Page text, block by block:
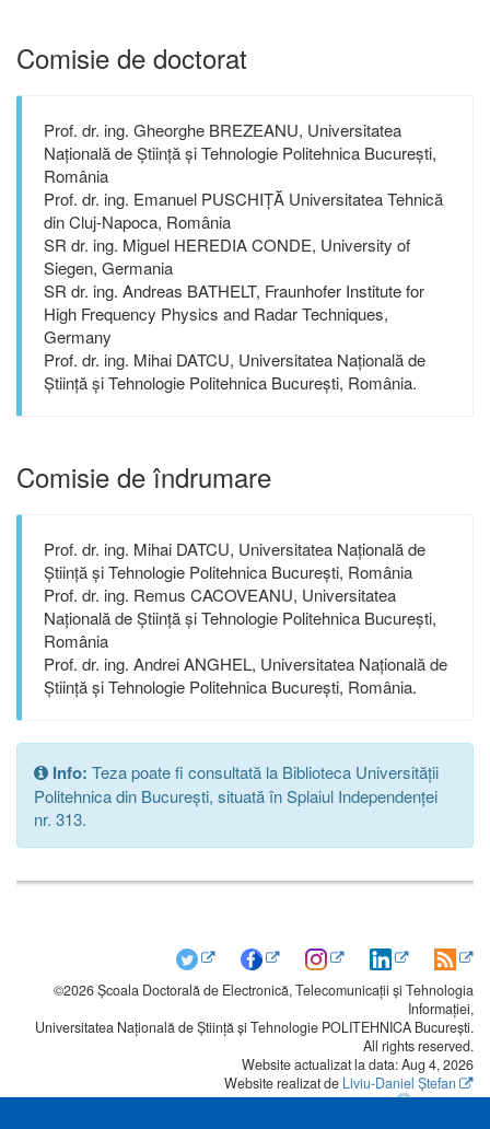
Comisie de doctorat
Prof. dr. ing. Gheorghe BREZEANU, Universitatea
Națională de Știință și Tehnologie Politehnica București,
România
Prof. dr. ing. Emanuel PUSCHIȚĂ Universitatea Tehnică
din Cluj-Napoca, România
SR dr. ing. Miguel HEREDIA CONDE, University of
Siegen, Germania
SR dr. ing. Andreas BATHELT, Fraunhofer Institute for
High Frequency Physics and Radar Techniques,
Germany
Prof. dr. ing. Mihai DATCU, Universitatea Națională de
Știință și Tehnologie Politehnica București, România.
Comisie de îndrumare
Prof. dr. ing. Mihai DATCU, Universitatea Națională de
Știință și Tehnologie Politehnica București, România
Prof. dr. ing. Remus CACOVEANU, Universitatea
Națională de Știință și Tehnologie Politehnica București,
România
Prof. dr. ing. Andrei ANGHEL, Universitatea Națională de
Știință și Tehnologie Politehnica București, România.
Info: Teza poate fi consultată la Biblioteca Universității
Politehnica din București, situată în Splaiul Independenței
nr. 313.
©2026 Școala Doctorală de Electronică, Telecomunicații și Tehnologia
Informației,
Universitatea Națională de Știință și Tehnologie POLITEHNICA București.
All rights reserved.
Website actualizat la data: Aug 4, 2026
Website realizat de Liviu-Daniel Ștefan